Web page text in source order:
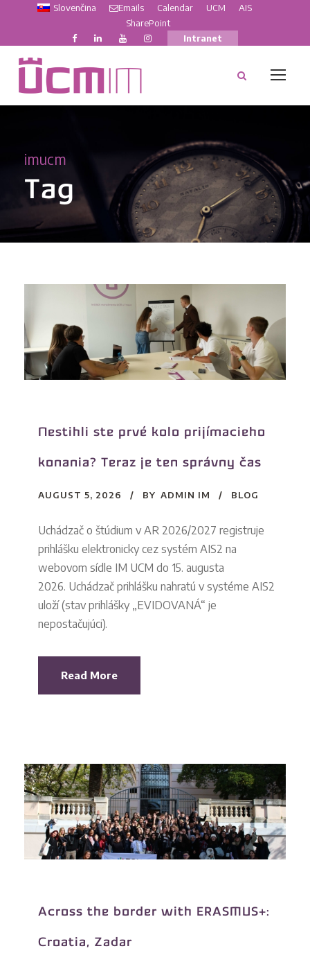
Slovenčina Emails Calendar UCM
AIS
SharePoint
Intranet
imucm
Tag
Nestihli ste prvé kolo prijímacieho
konania? Teraz je ten správny čas
AUGUST 5, 2026 BY ADMIN IM BLOG
Uchádzač o štúdium v AR 2026/2027 registruje
prihlášku elektronicky cez systém AIS2 na
webovom sídle IM UCM do 15. augusta
2026. Uchádzač prihlášku nahratú v systéme AIS2
uloží (stav prihlášky „EVIDOVANÁ“ je
nepostačujúci).
Read More
Across the border with ERASMUS+:
Croatia, Zadar